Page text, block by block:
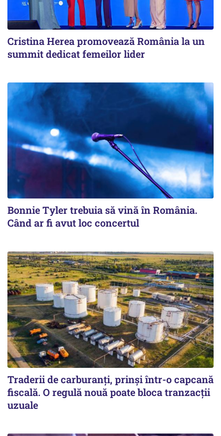
Cristina Herea promovează România la un
summit dedicat femeilor lider
Bonnie Tyler trebuia să vină în România.
Când ar fi avut loc concertul
Traderii de carburanți, prinși într-o capcană
fiscală. O regulă nouă poate bloca tranzacții
uzuale